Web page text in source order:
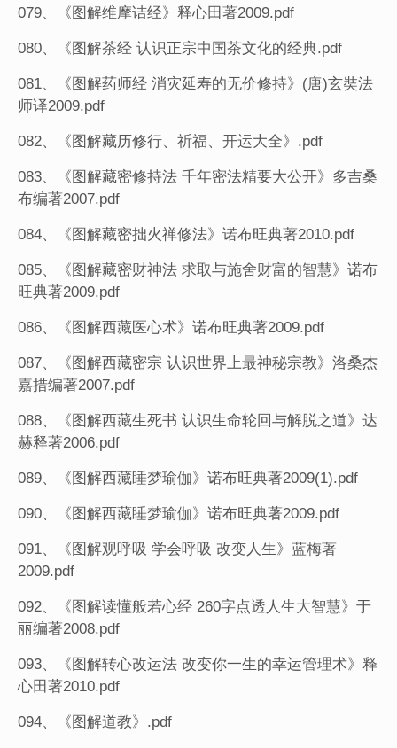
079、《图解维摩诘经》释心田著2009.pdf
080、《图解茶经 认识正宗中国茶文化的经典.pdf
081、《图解药师经 消灾延寿的无价修持》(唐)玄奘法
师译2009.pdf
082、《图解藏历修行、祈福、开运大全》.pdf
083、《图解藏密修持法 千年密法精要大公开》多吉桑
布编著2007.pdf
084、《图解藏密拙火禅修法》诺布旺典著2010.pdf
085、《图解藏密财神法 求取与施舍财富的智慧》诺布
旺典著2009.pdf
086、《图解西藏医心术》诺布旺典著2009.pdf
087、《图解西藏密宗 认识世界上最神秘宗教》洛桑杰
嘉措编著2007.pdf
088、《图解西藏生死书 认识生命轮回与解脱之道》达
赫释著2006.pdf
089、《图解西藏睡梦瑜伽》诺布旺典著2009(1).pdf
090、《图解西藏睡梦瑜伽》诺布旺典著2009.pdf
091、《图解观呼吸 学会呼吸 改变人生》蓝梅著
2009.pdf
092、《图解读懂般若心经 260字点透人生大智慧》于
丽编著2008.pdf
093、《图解转心改运法 改变你一生的幸运管理术》释
心田著2010.pdf
094、《图解道教》.pdf